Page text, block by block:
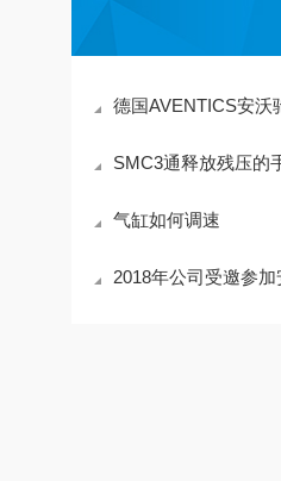
德国AVENTICS安沃驰CH02系列
SMC3通释放残压的手动阀VHS
气缸如何调速
2018年公司受邀参加安